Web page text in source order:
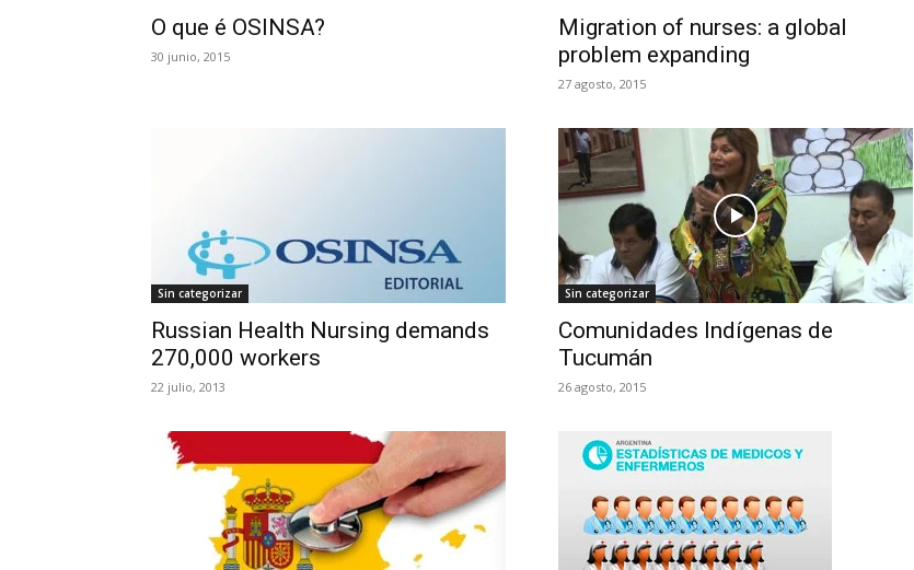
O que é OSINSA?
30 junio, 2015
Migration of nurses: a global
problem expanding
27 agosto, 2015
Sin categorizar
Russian Health Nursing demands
270,000 workers
22 julio, 2013
Sin categorizar
Comunidades Indígenas de
Tucumán
26 agosto, 2015